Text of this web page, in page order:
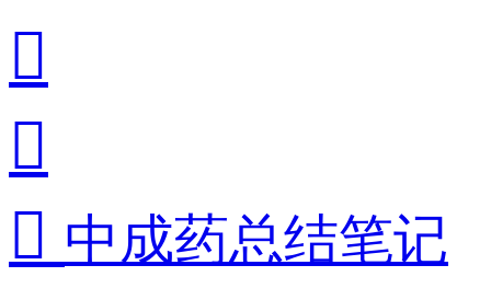


 中成药总结笔记